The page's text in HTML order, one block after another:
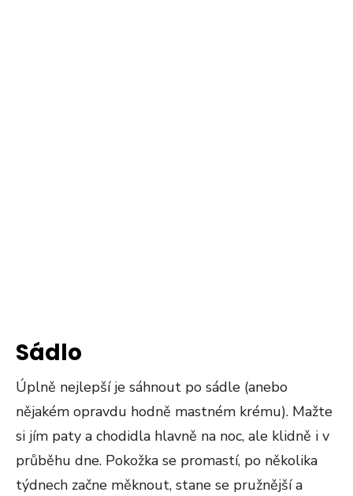
Sádlo
Úplně nejlepší je sáhnout po sádle (anebo
nějakém opravdu hodně mastném krému). Mažte
si jím paty a chodidla hlavně na noc, ale klidně i v
průběhu dne. Pokožka se promastí, po několika
týdnech začne měknout, stane se pružnější a